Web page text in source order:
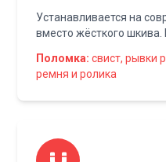
Устанавливается на
вместо жёсткого шкива.
Поломка: свист, рывки
ремня и ролика